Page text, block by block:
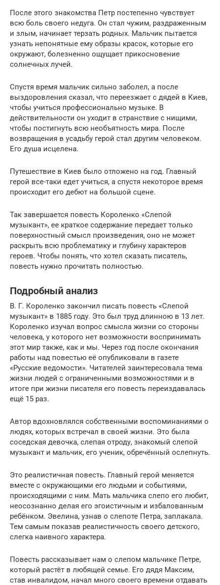
После этого знакомства Петр постепенно чувствует
всю боль своего недуга. Он стал чужим, раздраженным
и злым, начинает терзать родных. Мальчик пытается
узнать непонятные ему образы красок, которые его
окружают, болезненно ощущает прикосновение
солнечных лучей.
Спустя время мальчик сильно заболел, а после
выздоровления сказал, что переезжает с дядей в Киев,
чтобы учиться профессионально музыке. В
действительности он уходит в странствие с нищими,
чтобы постигнуть всю необъятность мира. После
возвращения в усадьбу герой стал другим человеком.
Его душа исцелена.
Путешествие в Киев было отложено на год. Главный
герой все-таки едет учиться, а спустя некоторое время
происходит его дебют на большой сцене.
Так завершается повесть Короленко «Слепой
музыкант», ее краткое содержание передает только
поверхностный смысл произведения, оно не может
раскрыть всю проблематику и глубину характеров
героев. Чтобы понять, что хотел сказать писатель,
повесть нужно прочитать полностью.
Подробный анализ
В. Г. Короленко закончил писать повесть «Слепой
музыкант» в 1885 году. Это был труд длинною в 13 лет.
Короленко изучал вопрос смысла жизни со стороны
человека, у которого нет возможности воспринимать
этот мир также, как и мы. Через год после окончания
работы над повестью её опубликовали в газете
«Русские ведомости». Читателей заинтересовала тема
жизни людей с ограниченными возможностями и в
итоге при жизни писателя его повесть переиздавалась
ещё 15 раз.
Автор вдохновлялся собственными воспоминаниями о
людях, которых встречал в своей жизни. Это была
соседская девочка, слепая отроду, знакомый слепой
музыкант и мальчик, его ученик, обречённый ослепнуть.
Это реалистичная повесть. Главный герой меняется
вместе с окружающими его людьми и событиями,
происходящими с ним. Мать мальчика слепо его любит,
неосознанно делая его эгоистичным и избалованным
ребёнком. Эвелина, узнав о слепоте Петра, заплакала.
Тем самым показав реалистичность своего детского,
слегка наивного характера.
Повесть рассказывает нам о слепом мальчике Петре,
который растёт в любящей семье. Его дядя Максим,
став инвалидом, начал много своего времени отдавать